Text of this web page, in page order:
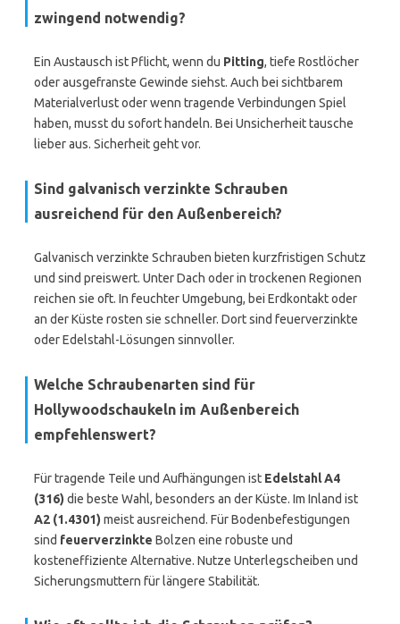
zwingend notwendig?
Ein Austausch ist Pflicht, wenn du Pitting, tiefe Rostlöcher
oder ausgefranste Gewinde siehst. Auch bei sichtbarem
Materialverlust oder wenn tragende Verbindungen Spiel
haben, musst du sofort handeln. Bei Unsicherheit tausche
lieber aus. Sicherheit geht vor.
Sind galvanisch verzinkte Schrauben
ausreichend für den Außenbereich?
Galvanisch verzinkte Schrauben bieten kurzfristigen Schutz
und sind preiswert. Unter Dach oder in trockenen Regionen
reichen sie oft. In feuchter Umgebung, bei Erdkontakt oder
an der Küste rosten sie schneller. Dort sind feuerverzinkte
oder Edelstahl-Lösungen sinnvoller.
Welche Schraubenarten sind für
Hollywoodschaukeln im Außenbereich
empfehlenswert?
Für tragende Teile und Aufhängungen ist Edelstahl A4
(316) die beste Wahl, besonders an der Küste. Im Inland ist
A2 (1.4301) meist ausreichend. Für Bodenbefestigungen
sind feuerverzinkte Bolzen eine robuste und
kosteneffiziente Alternative. Nutze Unterlegscheiben und
Sicherungsmuttern für längere Stabilität.